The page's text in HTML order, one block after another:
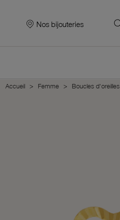
Nos bijouteries
Accueil Femme Boucles d'oreilles